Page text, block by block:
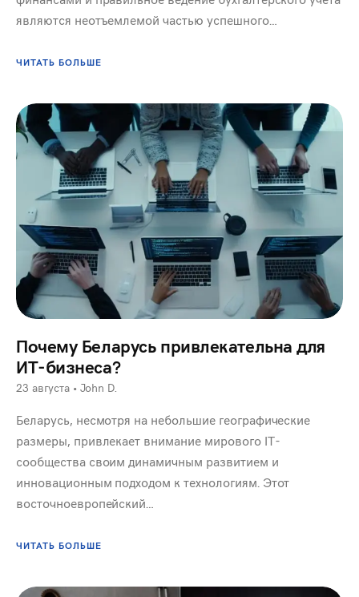
являются неотъемлемой частью успешного…
ЧИТАТЬ БОЛЬШЕ
Почему Беларусь привлекательна для
ИТ-бизнеса?
23 августа •John D.
Беларусь, несмотря на небольшие географические
размеры, привлекает внимание мирового IT-
сообщества своим динамичным развитием и
инновационным подходом к технологиям. Этот
восточноевропейский…
ЧИТАТЬ БОЛЬШЕ